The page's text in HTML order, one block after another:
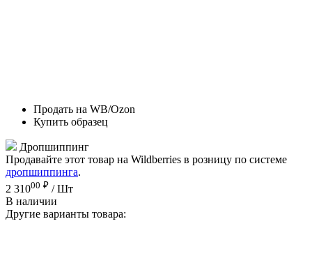
Продать на WB/Ozon
Купить образец
Дропшиппинг
Продавайте этот товар на Wildberries в розницу по системе
дропшиппинга.
2 31000 ₽ / Шт
В наличии
Другие варианты товара: